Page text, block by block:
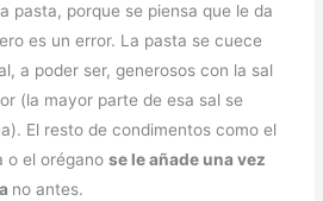
pasta, porque se piensa que le da
es un error. La pasta se cuece
a poder ser, generosos con la sal
(la mayor parte de esa sal se
El resto de condimentos como el
o el oréganose le añade una vez
no antes.